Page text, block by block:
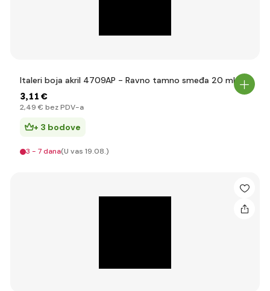
Italeri boja akril 4709AP - Ravno tamno smeđa 20 ml
3,11 €
2,49 € bez PDV-a
+ 3 bodove
3 - 7 dana(U vas 19.08.)